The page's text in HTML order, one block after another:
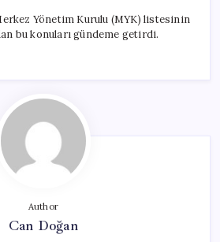
Yönetim Kurulu (MYK) listesinin
bu konuları gündeme getirdi.
Author
Can Doğan